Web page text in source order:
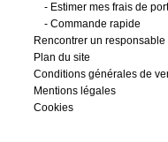
- Estimer mes frais de port
- Commande rapide
Rencontrer un responsable
Plan du site
Conditions générales de
Mentions légales
Cookies